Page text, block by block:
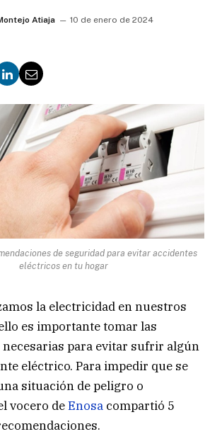
Atiaja
10 de enero de 2024
de seguridad para evitar accidentes
eléctricos en tu hogar
la electricidad en nuestros
es importante tomar las
para evitar sufrir algún
eléctrico. Para impedir que se
situación de peligro o
vocero deEnosa compartió 5